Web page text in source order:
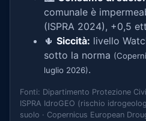
comunale è
(ISPRA 2024), +0,5
🌵 Siccità: livello
sotto la norma
luglio 2026).
Fonti: Dipartimento Protezione
ISPRA IdroGEO (rischio
suolo · Copernicus European